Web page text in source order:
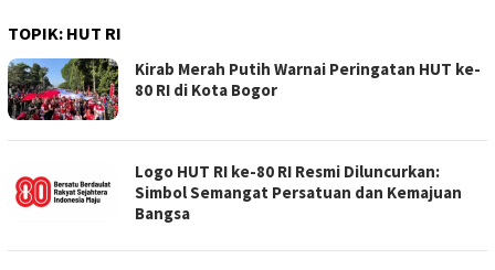
TOPIK: HUT RI
Kirab Merah Putih Warnai Peringatan HUT ke-
80 RI di Kota Bogor
Logo HUT RI ke-80 RI Resmi Diluncurkan:
Simbol Semangat Persatuan dan Kemajuan
Bangsa